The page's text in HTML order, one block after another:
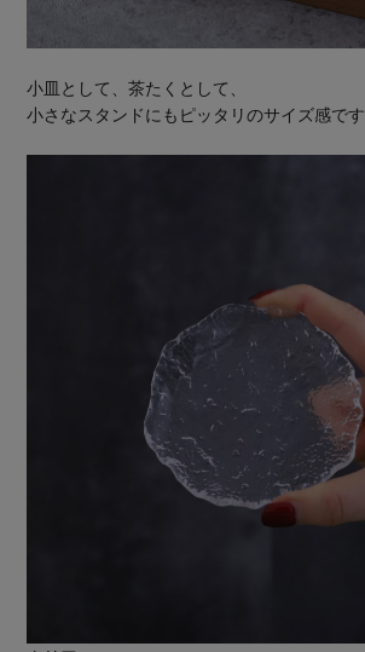
小皿として、茶たくとして、
小さなスタンドにもピッタリのサイズ感です